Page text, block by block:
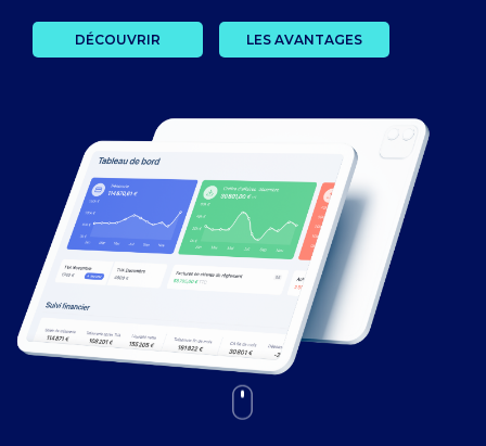
DÉCOUVRIR LES AVANTAGES